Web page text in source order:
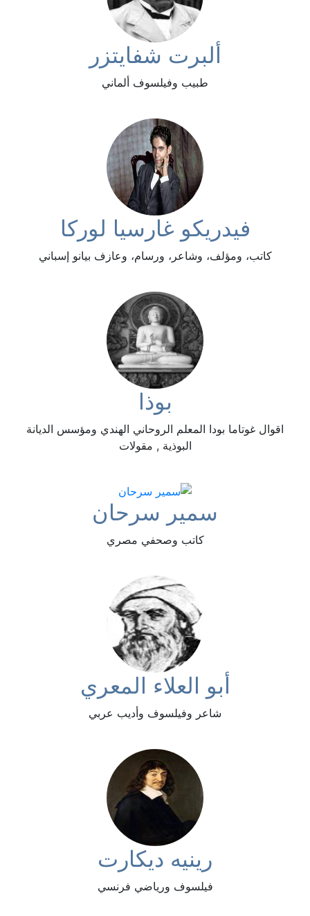
ألبرت شفايتزر
طبيب وفيلسوف ألماني
فيدريكو غارسيا لوركا
كاتب، ومؤلف، وشاعر، ورسام، وعازف بيانو إسباني
بوذا
اقوال غوتاما بودا المعلم الروحاني الهندي ومؤسس الديانة
البوذية , مقولات
سمير سرحان
كاتب وصحفي مصري
أبو العلاء المعري
شاعر وفيلسوف وأديب عربي
رينيه ديكارت
فيلسوف ورياضي فرنسي